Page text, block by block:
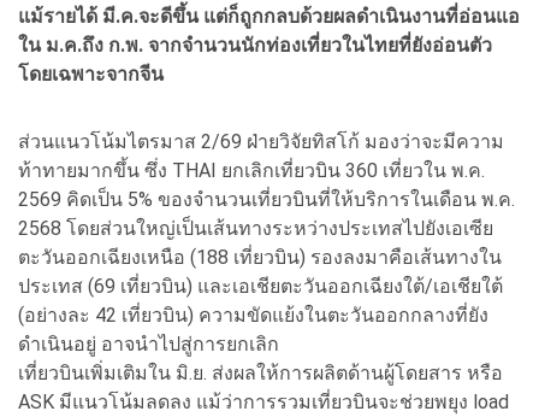
แม้รายได้ มี.ค.จะดีขึ้น แต่ก็ถูกกลบด้วยผลดำเนินงานที่อ่อนแอ
ใน ม.ค.ถึง ก.พ. จากจำนวนนักท่องเที่ยวในไทยที่ยังอ่อนตัว
โดยเฉพาะจากจีน
ส่วนแนวโน้มไตรมาส 2/69 ฝ่ายวิจัยทิสโก้ มองว่าจะมีความ
ท้าทายมากขึ้น ซึ่ง THAI ยกเลิกเที่ยวบิน 360 เที่ยวใน พ.ค.
2569 คิดเป็น 5% ของจำนวนเที่ยวบินที่ให้บริการในเดือน พ.ค.
2568 โดยส่วนใหญ่เป็นเส้นทางระหว่างประเทสไปยังเอเซีย
ตะวันออกเฉียงเหนือ (188 เที่ยวบิน) รองลงมาคือเส้นทางใน
ประเทส (69 เที่ยวบิน) และเอเชียตะวันออกเฉียงใต้/เอเชียใต้
(อย่างละ 42 เที่ยวบิน) ความขัดแย้งในตะวันออกกลางที่ยัง
ดำเนินอยู่ อาจนำไปสู่การยกเลิก
เที่ยวบินเพิ่มเติมใน มิ.ย. ส่งผลให้การผลิตด้านผู้โดยสาร หรือ
ASK มีแนวโน้มลดลง แม้ว่าการรวมเที่ยวบินจะช่วยพยุง load